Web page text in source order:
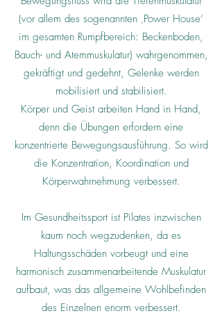
(vor allem des sogenannten ‚Power House‘
im gesamten Rumpfbereich: Beckenboden,
Bauch- und Atemmuskulatur) wahrgenommen,
gekräftigt und gedehnt, Gelenke werden
mobilisiert und stabilisiert.
Körper und Geist arbeiten Hand in Hand,
denn die Übungen erfordern eine
konzentrierte Bewegungsausführung. So wird
die Konzentration, Koordination und
Körperwahrnehmung verbessert.
Im Gesundheitssport ist Pilates inzwischen
kaum noch wegzudenken, da es
Haltungsschäden vorbeugt und eine
harmonisch zusammenarbeitende Muskulatur
aufbaut, was das allgemeine Wohlbefinden
des Einzelnen enorm verbessert.